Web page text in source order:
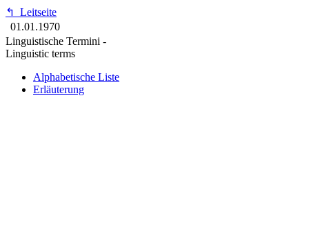
↰
Leitseite
01.01.1970
Linguistische Termini -
Linguistic terms
Alphabetische Liste
Erläuterung